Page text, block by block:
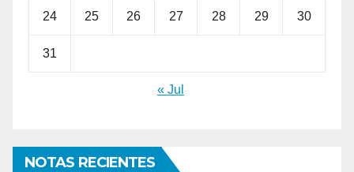
24 25 26 27 28 29 30
31
« Jul
NOTAS RECIENTES